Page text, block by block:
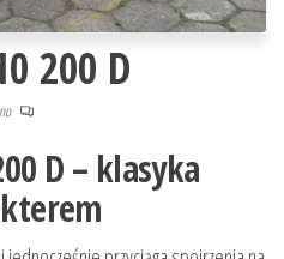
200 D
D – klasyka